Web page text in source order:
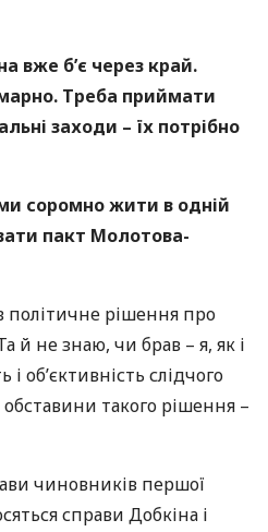
вже б’є через край.
Треба приймати
заходи – їх потрібно
соромно жити в одній
пакт Молотова-
рішення про
й не знаю, чи брав – я, як і
об’єктивність слідчого
такого рішення –
чиновників першої
справи Добкіна і